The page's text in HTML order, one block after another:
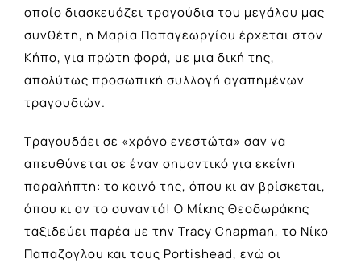
οποίο διασκευάζει τραγούδια του μεγάλου μας
συνθέτη, η Μαρία Παπαγεωργίου έρχεται στον
Κήπο, για πρώτη φορά, με μια δική της,
απολύτως προσωπική συλλογή αγαπημένων
τραγουδιών.
Τραγουδάει σε «χρόνο ενεστώτα» σαν να
απευθύνεται σε έναν σημαντικό για εκείνη
παραλήπτη: το κοινό της, όπου κι αν βρίσκεται,
όπου κι αν το συναντά! Ο Μίκης Θεοδωράκης
ταξιδεύει παρέα με την Tracy Chapman, το Νίκο
Παπαζογλου και τους Portishead, ενώ οι